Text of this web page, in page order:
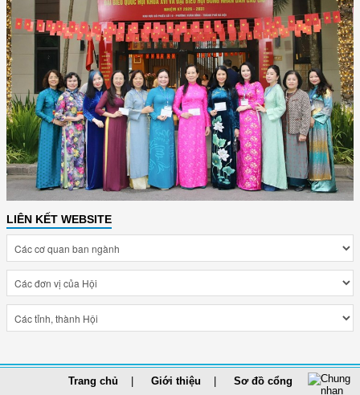
LIÊN KẾT WEBSITE
Trang chủ Giới thiệu
Sơ đồ cổng